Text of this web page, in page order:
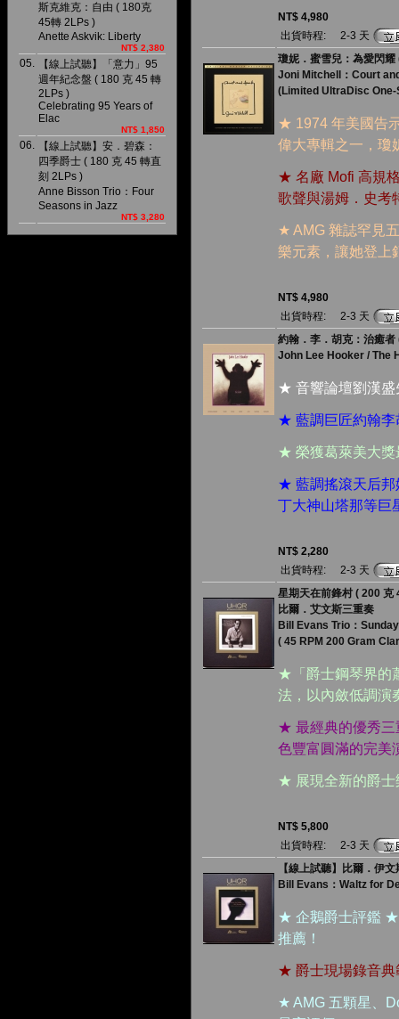
斯克維克：自由 ( 180克
45轉 2LPs )
Anette Askvik: Liberty
NT$ 2,380
05.
【線上試聽】「意力」95
週年紀念盤 ( 180 克 45 轉
2LPs )
Celebrating 95 Years of
Elac
NT$ 1,850
06.
【線上試聽】安．碧森：
四季爵士 ( 180 克 45 轉直
刻 2LPs )
Anne Bisson Trio：Four
Seasons in Jazz
NT$ 3,280
NT$ 4,980
出貨時程:
2-3 天
瓊妮．蜜雪兒：為愛閃
Joni Mitchell：Court
(Limited UltraDisc One-
★ 1974 年美國告
偉大專輯之一，瓊
★ 名廠 Mofi 高規
歌聲與湯姆．史考
★ AMG 雜誌罕見
樂元素，讓她登上
NT$ 4,980
出貨時程:
2-3 天
約翰．李．胡克：治癒
John Lee Hooker / The
★ 音響論壇劉漢盛
★ 藍調巨匠約翰李
★ 榮獲葛萊美大獎
★ 藍調搖滾天后邦
丁大神山塔那等巨
NT$ 2,280
出貨時程:
2-3 天
星期天在前鋒村 ( 200 克
比爾．艾文斯三重奏
Bill Evans Trio：
( 45 RPM 200 Gram
★「爵士鋼琴界的
法，以內斂低調演
★ 最經典的優秀三
色豐富圓滿的完美
★ 展現全新的爵士
NT$ 5,800
出貨時程:
2-3 天
【線上試聽】比爾．伊
Bill Evans：Waltz for
★ 企鵝爵士評鑑
推薦！
★ 爵士現場錄音典
★ AMG 五顆星、